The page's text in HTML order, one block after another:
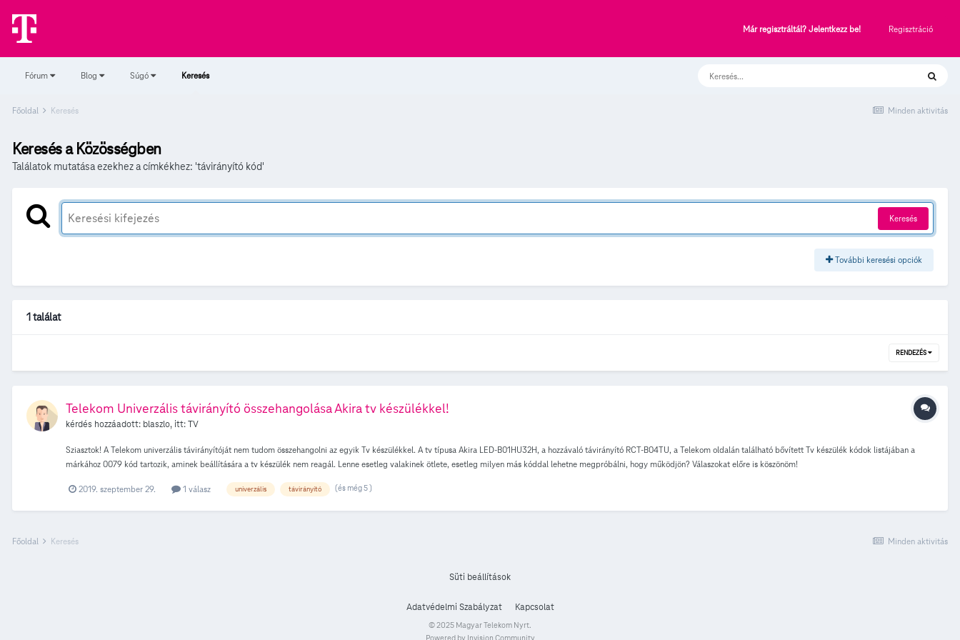
Már regisztráltál? Jelentkezz be! Regisztráció
Fórum Blog Súgó Keresés
Minden aktivitás
Főoldal Keresés
Keresés a Közösségben
Találatok mutatása ezekhez a címkékhez: 'távirányító kód'
Keresés
További keresési opciók
1 találat
RENDEZÉS
Telekom Univerzális távirányító összehangolása Akira tv készülékkel!
kérdés hozzáadott: blaszlo, itt:TV
Sziasztok! A Telekom univerzális távirányítóját nem tudom összehangolni az egyik Tv készülékkel. A tv típusa Akira LED-B01HU32H, a hozzávaló távirányító RCT-B04TU, a Telekom oldalán található bővített Tv készülék kódok listájában a
márkához 0079 kód tartozik, aminek beállítására a tv készülék nem reagál. Lenne esetleg valakinek ötlete, esetleg milyen más kóddal lehetne megpróbálni, hogy működjön? Válaszokat előre is köszönöm!
2019. szeptember 29. 1 válasz univerzális távirányító (és még 5 )
Minden aktivitás
Főoldal Keresés
Süti beállítások
Adatvédelmi Szabályzat Kapcsolat
© 2025 Magyar Telekom Nyrt.
Powered by Invision Community